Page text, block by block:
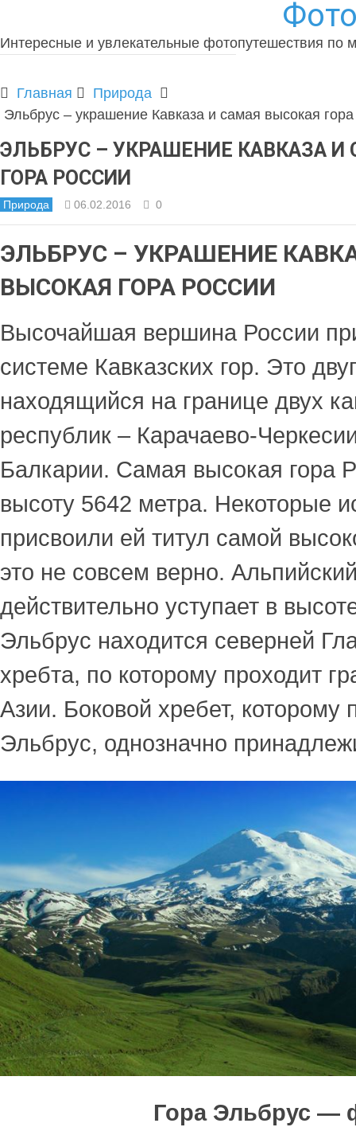
Интересные и увлекательные фотопутешествия по
Главная
Природа
Эльбрус – украшение Кавказа и самая высокая
ЭЛЬБРУС – УКРАШЕНИЕ КАВКАЗА
ГОРА РОССИИ
Природа 06.02.2016 0
ЭЛЬБРУС – УКРАШЕНИЕ
ВЫСОКАЯ ГОРА РОССИИ
Высочайшая вершина России
системе Кавказских гор. Это
находящийся на границе двух
республик – Карачаево-
Балкарии. Самая высокая гора
высоту 5642 метра. Некоторые
присвоили ей титул самой
это не совсем верно.
действительно уступает в
Эльбрус находится северней
хребта, по которому проходит
Азии. Боковой хребет, которому
Эльбрус, однозначно
Гора Эльбрус —